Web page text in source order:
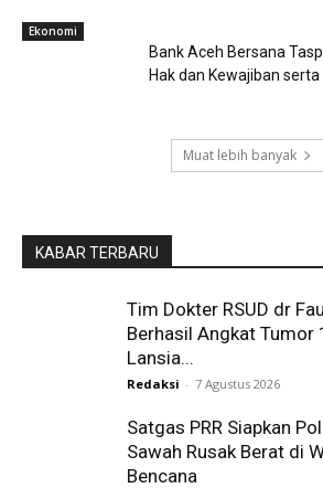
Ekonomi
Bank Aceh Bersana
Hak dan Kewajiban serta
Muat lebih banyak
KABAR TERBARU
Tim Dokter RSUD dr
Berhasil Angkat Tumor
Lansia...
Redaksi - 7 Agustus 2026
Satgas PRR Siapkan
Sawah Rusak Berat di
Bencana